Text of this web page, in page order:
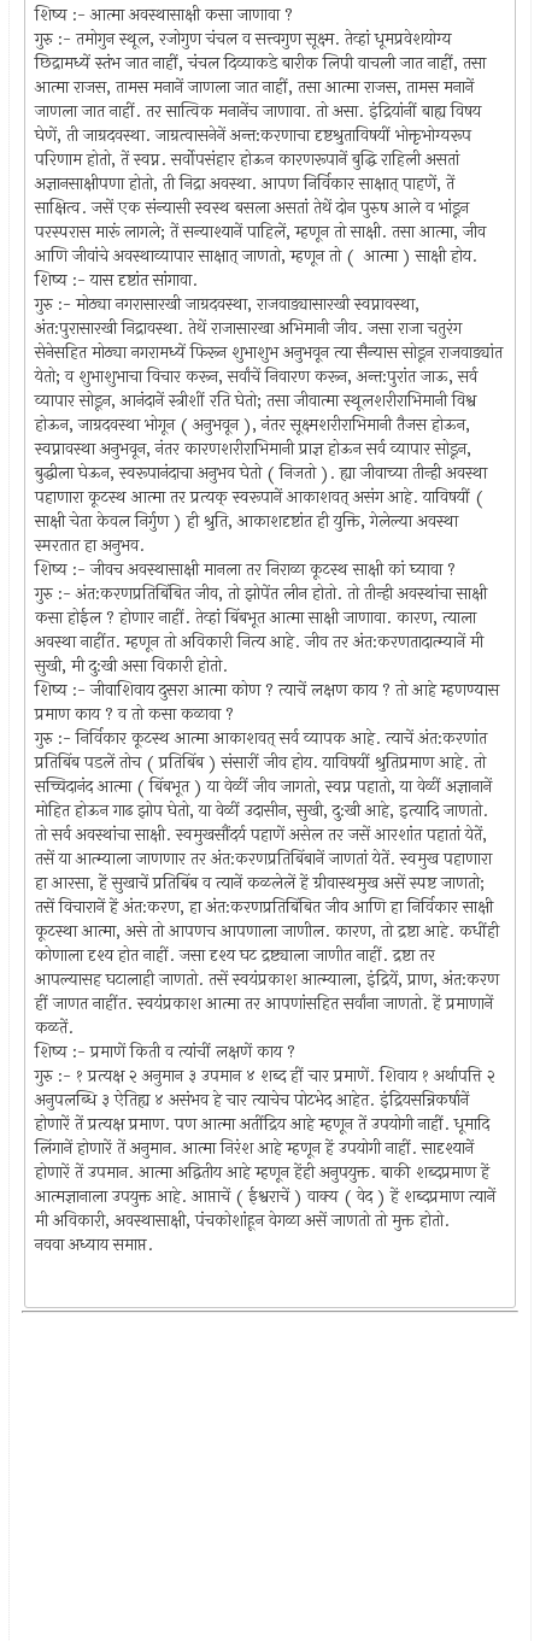
शिष्य :- आत्मा अवस्थासाक्षी कसा जाणावा ?
गुरु :- तमोगुन स्थूल, रजोगुण चंचल व सत्त्वगुण सूक्ष्म. तेव्हां धूमप्रवेशयोग्य
छिद्रामध्यें स्तंभ जात नाहीं, चंचल दिव्याकडे बारीक लिपी वाचली जात नाहीं, तसा
आत्मा राजस, तामस मनानें जाणला जात नाहीं, तसा आत्मा राजस, तामस मनानें
जाणला जात नाहीं. तर सात्विक मनानेंच जाणावा. तो असा. इंद्रियांनीं बाह्य विषय
घेणें, ती जाग्रदवस्था. जाग्रत्वासनेनें अन्त:करणाचा दृष्टश्रुताविषयीं भोक्तृभोग्यरूप
परिणाम होतो, तें स्वप्न. सर्वोपसंहार होऊन कारणरूपानें बुद्धि राहिली असतां
अज्ञानसाक्षीपणा होतो, ती निद्रा अवस्था. आपण निर्विकार साक्षात् पाहणें, तें
साक्षित्व. जसें एक संन्यासी स्वस्थ बसला असतां तेथें दोन पुरुष आले व भांडून
परस्परास मारूं लागले; तें सन्याश्यानें पाहिलें, म्हणून तो साक्षी. तसा आत्मा, जीव
आणि जीवांचे अवस्थाव्यापार साक्षात् जाणतो, म्हणून तो ( आत्मा ) साक्षी होय.
शिष्य :- यास दृष्टांत सांगावा.
गुरु :- मोठ्या नगरासारखी जाग्रदवस्था, राजवाड्यासारखी स्वप्नावस्था,
अंत:पुरासारखी निद्रावस्था. तेथें राजासारखा अभिमानी जीव. जसा राजा चतुरंग
सेनेसहित मोठ्या नगरामध्यें फिरून शुभाशुभ अनुभवून त्या सैन्यास सोडून राजवाड्यांत
येतो; व शुभाशुभाचा विचार करून, सर्वांचें निवारण करून, अन्त:पुरांत जाऊ, सर्व
व्यापार सोडून, आनंदानें स्त्रीशीं रति घेतो; तसा जीवात्मा स्थूलशरीराभिमानी विश्व
होऊन, जाग्रदवस्था भोगून ( अनुभवून ), नंतर सूक्ष्मशरीराभिमानी तैजस होऊन,
स्वप्नावस्था अनुभवून, नंतर कारणशरीराभिमानी प्राज्ञ होऊन सर्व व्यापार सोडून,
बुद्धीला घेऊन, स्वरूपानंदाचा अनुभव घेतो ( निजतो ). ह्या जीवाच्या तीन्ही अवस्था
पहाणारा कूटस्थ आत्मा तर प्रत्यक् स्वरूपानें आकाशवत् असंग आहे. याविषयीं (
साक्षी चेता केवल निर्गुण ) ही श्रुति, आकाशदृष्टांत ही युक्ति, गेलेल्या अवस्था
स्मरतात हा अनुभव.
शिष्य :- जीवच अवस्थासाक्षी मानला तर निराळा कूटस्थ साक्षी कां घ्यावा ?
गुरु :- अंत:करणप्रतिबिंबित जीव, तो झोपेंत लीन होतो. तो तीन्ही अवस्थांचा साक्षी
कसा होईल ? होणार नाहीं. तेव्हां बिंबभूत आत्मा साक्षी जाणावा. कारण, त्याला
अवस्था नाहींत. म्हणून तो अविकारी नित्य आहे. जीव तर अंत:करणतादात्म्यानें मी
सुखी, मी दु:खी असा विकारी होतो.
शिष्य :- जीवाशिवाय दुसरा आत्मा कोण ? त्याचें लक्षण काय ? तो आहे म्हणण्यास
प्रमाण काय ? व तो कसा कळावा ?
गुरु :- निर्विकार कूटस्थ आत्मा आकाशवत् सर्व व्यापक आहे. त्याचें अंत:करणांत
प्रतिबिंब पडलें तोच ( प्रतिबिंब ) संसारीं जीव होय. याविषयीं श्रुतिप्रमाण आहे. तो
सच्चिदानंद आत्मा ( बिंबभूत ) या वेळीं जीव जागतो, स्वप्न पहातो, या वेळीं अज्ञानानें
मोहित होऊन गाढ झोप घेतो, या वेळीं उदासीन, सुखी, दु:खी आहे, इत्यादि जाणतो.
तो सर्व अवस्थांचा साक्षी. स्वमुखसौंदर्य पहाणें असेल तर जसें आरशांत पहातां येतें,
तसें या आत्म्याला जाणणार तर अंत:करणप्रतिबिंबानें जाणतां येतें. स्वमुख पहाणारा
हा आरसा, हें सुखाचें प्रतिबिंब व त्यानें कळलेलें हें ग्रीवास्थमुख असें स्पष्ट जाणतो;
तसें विचारानें हें अंत:करण, हा अंत:करणप्रतिबिंबित जीव आणि हा निर्विकार साक्षी
कूटस्था आत्मा, असे तो आपणच आपणाला जाणील. कारण, तो द्रष्टा आहे. कधींही
कोणाला दृश्य होत नाहीं. जसा दृश्य घट द्रष्ट्याला जाणीत नाहीं. द्रष्टा तर
आपल्यासह घटालाही जाणतो. तसें स्वयंप्रकाश आत्म्याला, इंद्रियें, प्राण, अंत:करण
हीं जाणत नाहींत. स्वयंप्रकाश आत्मा तर आपणांसहित सर्वांना जाणतो. हें प्रमाणानें
कळतें.
शिष्य :- प्रमाणें किती व त्यांचीं लक्षणें काय ?
गुरु :- १ प्रत्यक्ष २ अनुमान ३ उपमान ४ शब्द हीं चार प्रमाणें. शिवाय १ अर्थापत्ति २
अनुपलब्धि ३ ऐतिह्य ४ असंभव हे चार त्याचेच पोटभेद आहेत. इंद्रियसन्निकर्षानें
होणारें तें प्रत्यक्ष प्रमाण. पण आत्मा अतींद्रिय आहे म्हणून तें उपयोगी नाहीं. धूमादि
लिंगानें होणारें तें अनुमान. आत्मा निरंश आहे म्हणून हें उपयोगी नाहीं. सादृश्यानें
होणारें तें उपमान. आत्मा अद्वितीय आहे म्हणून हेंही अनुपयुक्त. बाकी शब्दप्रमाण हें
आत्मज्ञानाला उपयुक्त आहे. आप्ताचें ( ईश्वराचें ) वाक्य ( वेद ) हें शब्दप्रमाण त्यानें
मी अविकारी, अवस्थासाक्षी, पंचकोशांहून वेगळा असें जाणतो तो मुक्त होतो.
नववा अध्याय समाप्त.